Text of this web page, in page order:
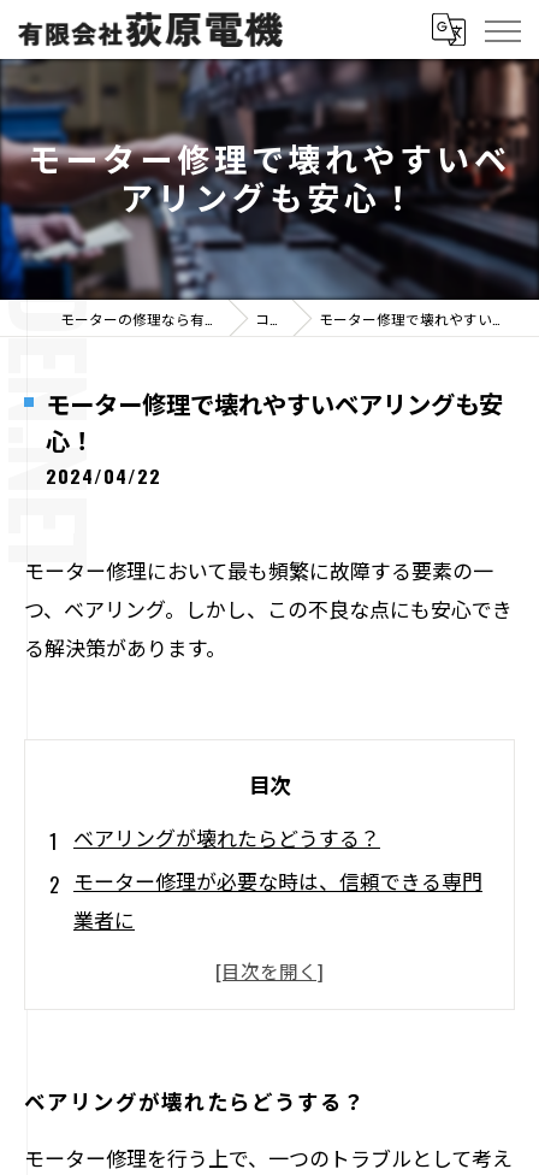
モーター修理で壊れやすいベ
アリングも安心！
コラム モーター修理で壊れやすいベアリングも安心！
モーター修理で壊れやすいベアリングも安
心！
2024/04/22
モーター修理において最も頻繁に故障する要素の一
つ、ベアリング。しかし、この不良な点にも安心でき
る解決策があります。
目次
ベアリングが壊れたらどうする？
モーター修理が必要な時は、信頼できる専門
業者に
ベアリング交換での注意点とは？
モーターの定期点検・メンテナンスで故障を
ベアリングの種類によって寿命が変わる！？
ベアリングが壊れたらどうする？
モーター修理を行う上で、一つのトラブルとして考え